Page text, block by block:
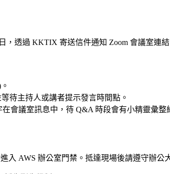
，透過 KKTIX 寄送信件通知 Zoom 會議室連
待主持人或講者提示發言時間點。
會議室訊息中，待 Q&A 時段會有小精靈彙整
入 AWS 辦公室門禁。抵達現場後請遵守辦公